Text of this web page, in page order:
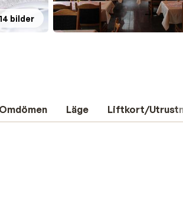
bilder
Omdömen Läge Liftkort/